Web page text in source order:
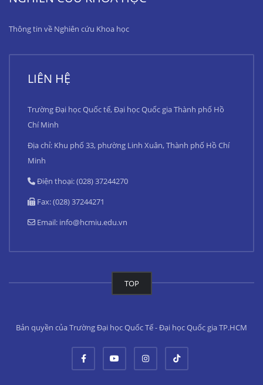
Thông tin về Nghiên cứu Khoa học
LIÊN HỆ
Trường Đại học Quốc tế, Đại học Quốc gia Thành phố Hồ
Chí Minh
Địa chỉ: Khu phố 33, phường Linh Xuân, Thành phố Hồ Chí
Minh
Điện thoại: (028) 37244270
Fax: (028) 37244271
Email: info@hcmiu.edu.vn
TOP
Bản quyền của Trường Đại học Quốc Tế - Đại học Quốc gia TP.HCM